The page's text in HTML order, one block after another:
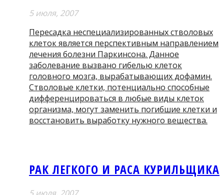
5 июля, 2007
Пересадка неспециализированных стволовых
клеток является перспективным направлением
лечения болезни Паркинсона. Данное
заболевание вызвано гибелью клеток
головного мозга, вырабатывающих дофамин.
Стволовые клетки, потенциально способные
дифференцироваться в любые виды клеток
организма, могут заменить погибшие клетки и
восстановить выработку нужного вещества.
РАК ЛЕГКОГО И РАСА КУРИЛЬЩИКА